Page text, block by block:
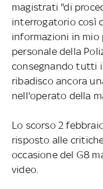
magistrati "di
interrogatorio così
informazioni in mio
personale della
consegnando tutti
ribadisco ancora
nell'operato della
Lo scorso 2
risposto alle
occasione del G8
video.